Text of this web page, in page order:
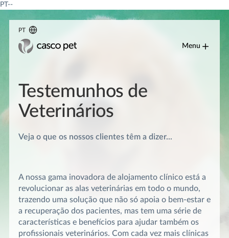
PT--
PT
Menu
Testemunhos de
Veterinários
Veja o que os nossos clientes têm a dizer...
A nossa gama inovadora de alojamento clínico está a
revolucionar as alas veterinárias em todo o mundo,
trazendo uma solução que não só apoia o bem-estar e
a recuperação dos pacientes, mas tem uma série de
características e benefícios para ajudar também os
profissionais veterinários. Com cada vez mais clínicas